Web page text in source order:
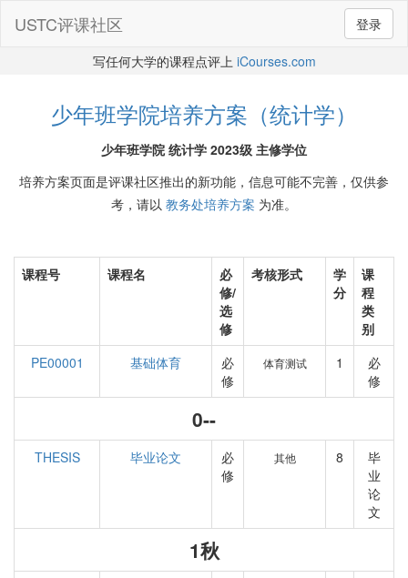
登录
USTC评课社区
写任何大学的课程点评上 iCourses.com
少年班学院培养方案（统计学）
少年班学院 统计学 2023级 主修学位
培养方案页面是评课社区推出的新功能，信息可能不完善，仅供参
考，请以 教务处培养方案 为准。
课程号 课程名
必
修/
选
修
考核形式
学
分
课
程
类
别
PE00001
基础体育
必
修
体育测试 1
必
修
0--
THESIS 毕业论文
必
修
其他 8
毕
业
论
文
1秋